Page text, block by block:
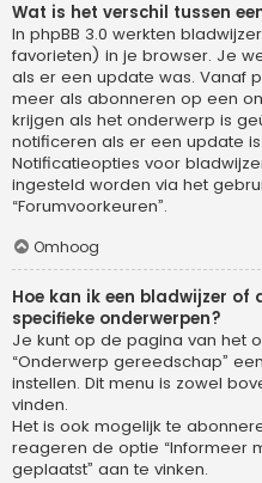
Wat is het verschil tussen
In phpBB 3.0 werkten
favorieten) in je browser. Je
als er een update was. Vanaf
meer als abonneren op een
krijgen als het onderwerp is
notificeren als er een update
Notificatieopties voor
ingesteld worden via het
“Forumvoorkeuren”.
Omhoog
Hoe kan ik een bladwijzer of
specifieke onderwerpen?
Je kunt op de pagina van het
“Onderwerp gereedschap”
instellen. Dit menu is zowel
vinden.
Het is ook mogelijk te
reageren de optie “Informeer
geplaatst” aan te vinken.